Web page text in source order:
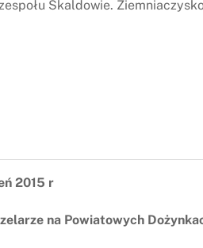
Skaldowie.
2015 r
na Powiatowych